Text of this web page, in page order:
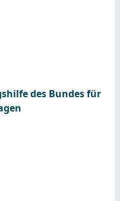
des Bundes für